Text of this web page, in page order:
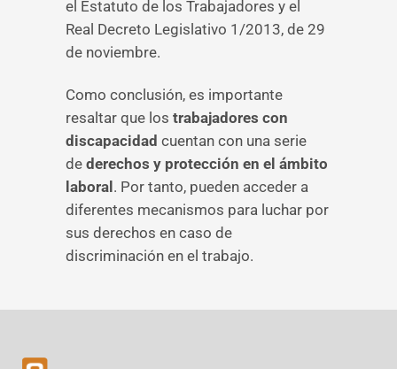
el Estatuto de los Trabajadores y el
Real Decreto Legislativo 1/2013, de 29
de noviembre.
Como conclusión, es importante
resaltar que los trabajadores con
discapacidad cuentan con una serie
de derechos y protección en el ámbito
laboral . Por tanto, pueden acceder a
diferentes mecanismos para luchar por
sus derechos en caso de
discriminación en el trabajo.